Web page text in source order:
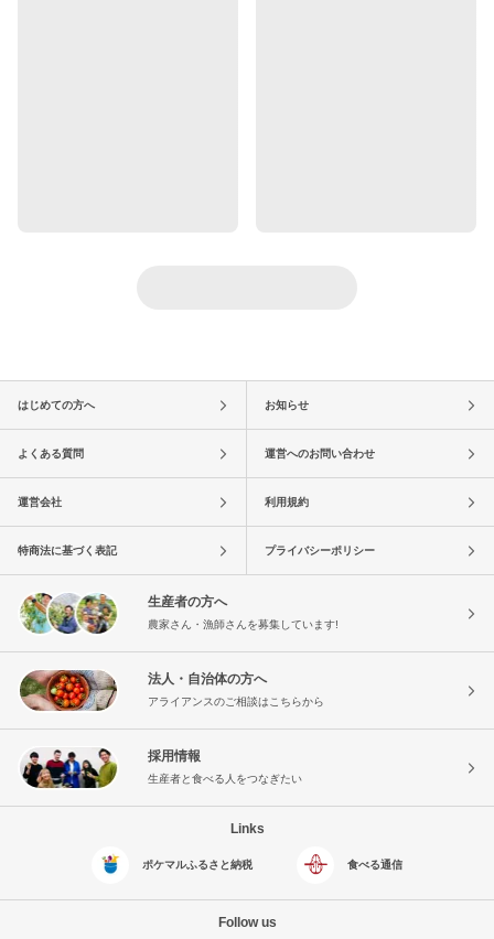
はじめての方へ お知らせ
よくある質問 運営へのお問い合わせ
運営会社 利用規約
特商法に基づく表記 プライバシーポリシー
生産者の方へ
農家さん・漁師さんを募集しています!
法人・自治体の方へ
アライアンスのご相談はこちらから
採用情報
生産者と食べる人をつなぎたい
Links
ポケマルふるさと納税 食べる通信
Follow us